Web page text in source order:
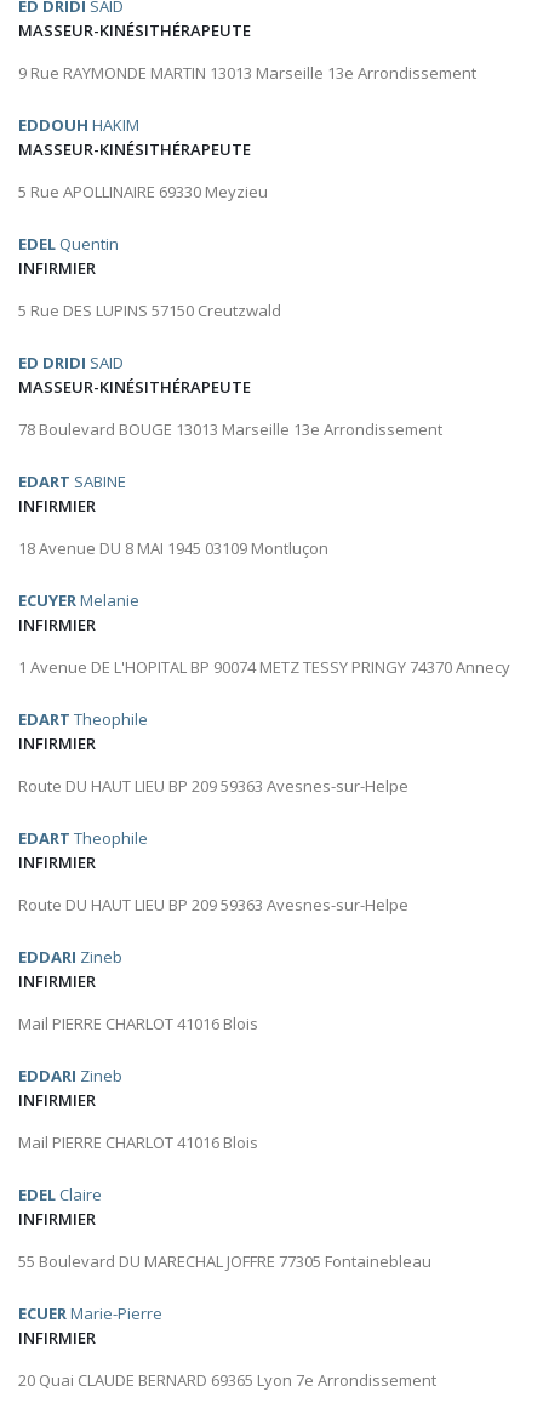
ED DRIDI SAID
MASSEUR-KINÉSITHÉRAPEUTE
9 Rue RAYMONDE MARTIN 13013 Marseille 13e Arrondissement
EDDOUH HAKIM
MASSEUR-KINÉSITHÉRAPEUTE
5 Rue APOLLINAIRE 69330 Meyzieu
EDEL Quentin
INFIRMIER
5 Rue DES LUPINS 57150 Creutzwald
ED DRIDI SAID
MASSEUR-KINÉSITHÉRAPEUTE
78 Boulevard BOUGE 13013 Marseille 13e Arrondissement
EDART SABINE
INFIRMIER
18 Avenue DU 8 MAI 1945 03109 Montluçon
ECUYERMelanie
INFIRMIER
1 Avenue DE L'HOPITAL BP 90074 METZ TESSY PRINGY 74370 Annecy
EDART Theophile
INFIRMIER
Route DU HAUT LIEU BP 209 59363 Avesnes-sur-Helpe
EDART Theophile
INFIRMIER
Route DU HAUT LIEU BP 209 59363 Avesnes-sur-Helpe
EDDARI Zineb
INFIRMIER
Mail PIERRE CHARLOT 41016 Blois
EDDARI Zineb
INFIRMIER
Mail PIERRE CHARLOT 41016 Blois
EDEL Claire
INFIRMIER
55 Boulevard DU MARECHAL JOFFRE 77305 Fontainebleau
ECUERMarie-Pierre
INFIRMIER
20 Quai CLAUDE BERNARD 69365 Lyon 7e Arrondissement